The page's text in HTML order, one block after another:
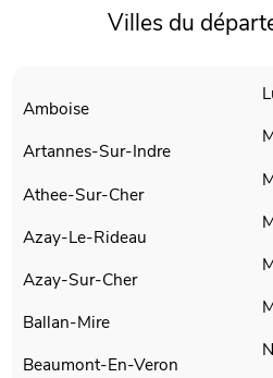
Villes du
Amboise
Artannes-Sur-Indre
Athee-Sur-Cher
Azay-Le-Rideau
Azay-Sur-Cher
Ballan-Mire
Beaumont-En-Veron